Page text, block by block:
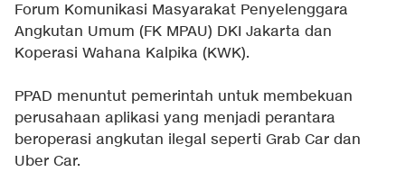
Forum Komunikasi Masyarakat Penyelenggara
Angkutan Umum (FK MPAU) DKI Jakarta dan
Koperasi Wahana Kalpika (KWK).
PPAD menuntut pemerintah untuk membekuan
perusahaan aplikasi yang menjadi perantara
beroperasi angkutan ilegal seperti Grab Car dan
Uber Car.